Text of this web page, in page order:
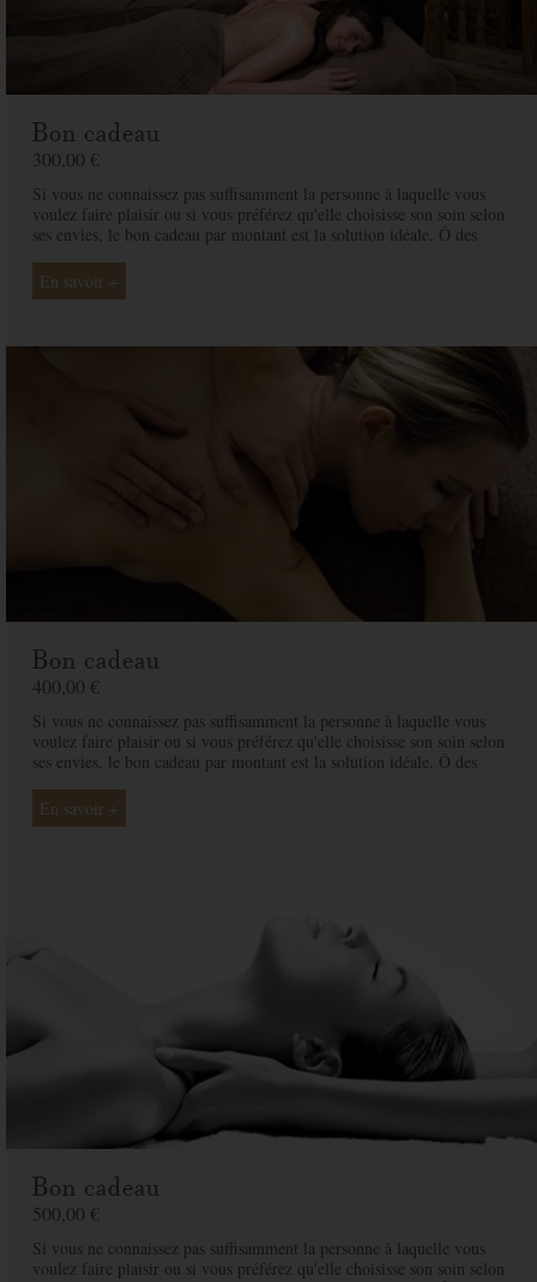
Bon cadeau
300,00 €
Si vous ne connaissez pas suffisamment la personne à laquelle vous
voulez faire plaisir ou si vous préférez qu'elle choisisse son soin selon
ses envies, le bon cadeau par montant est la solution idéale. Ô des
proche et ainsi rendre ce moment exceptionnel.
En savoir +
Bon cadeau
400,00 €
Si vous ne connaissez pas suffisamment la personne à laquelle vous
voulez faire plaisir ou si vous préférez qu'elle choisisse son soin selon
ses envies, le bon cadeau par montant est la solution idéale. Ô des
proche et ainsi rendre ce moment exceptionnel.
En savoir +
Bon cadeau
500,00 €
Si vous ne connaissez pas suffisamment la personne à laquelle vous
voulez faire plaisir ou si vous préférez qu'elle choisisse son soin selon